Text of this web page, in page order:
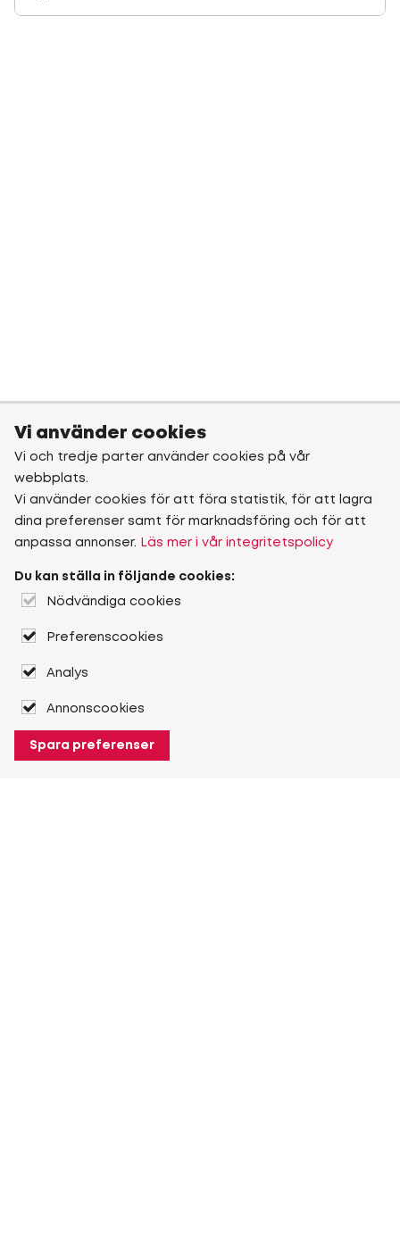
Vi använder cookies
Vi och tredje parter använder cookies på vår
webbplats.
Vi använder cookies för att föra statistik, för att lagra
dina preferenser samt för marknadsföring och för att
anpassa annonser.
Läs mer i vår integritetspolicy
Du kan ställa in följande cookies:
Nödvändiga cookies
Preferenscookies
Analys
Annonscookies
Spara preferenser